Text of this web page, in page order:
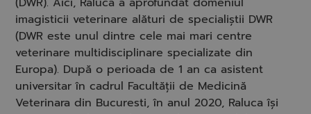
imagisticii veterinare alături de specialiștii DWR
(DWR este unul dintre cele mai mari centre
veterinare multidisciplinare specializate din
Europa). După o perioada de 1 an ca asistent
universitar în cadrul Facultății de Medicină
Veterinara din Bucuresti, în anul 2020, Raluca își